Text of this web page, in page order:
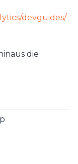
devguides/
die